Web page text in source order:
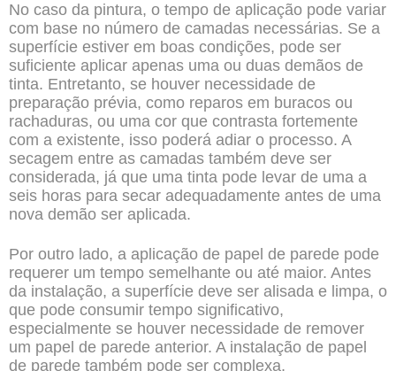
No caso da pintura, o tempo de aplicação pode variar
com base no número de camadas necessárias. Se a
superfície estiver em boas condições, pode ser
suficiente aplicar apenas uma ou duas demãos de
tinta. Entretanto, se houver necessidade de
preparação prévia, como reparos em buracos ou
rachaduras, ou uma cor que contrasta fortemente
com a existente, isso poderá adiar o processo. A
secagem entre as camadas também deve ser
considerada, já que uma tinta pode levar de uma a
seis horas para secar adequadamente antes de uma
nova demão ser aplicada.
Por outro lado, a aplicação de papel de parede pode
requerer um tempo semelhante ou até maior. Antes
da instalação, a superfície deve ser alisada e limpa, o
que pode consumir tempo significativo,
especialmente se houver necessidade de remover
um papel de parede anterior. A instalação de papel
de parede também pode ser complexa,